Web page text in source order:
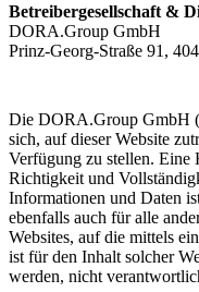
Betreibergesellschaft &
DORA.Group GmbH
Prinz-Georg-Straße 91,
Die DORA.Group GmbH
sich, auf dieser Website
Verfügung zu stellen. Eine
Richtigkeit und
Informationen und Daten
ebenfalls auch für alle
Websites, auf die mittels
ist für den Inhalt solcher
werden, nicht